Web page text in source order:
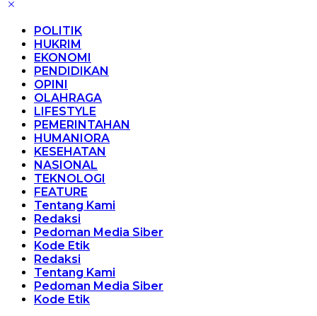
POLITIK
HUKRIM
EKONOMI
PENDIDIKAN
OPINI
OLAHRAGA
LIFESTYLE
PEMERINTAHAN
HUMANIORA
KESEHATAN
NASIONAL
TEKNOLOGI
FEATURE
Tentang Kami
Redaksi
Pedoman Media Siber
Kode Etik
Redaksi
Tentang Kami
Pedoman Media Siber
Kode Etik